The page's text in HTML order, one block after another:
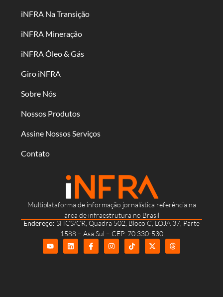
Multiplataforma de informação jornalística referência na
área de infraestrutura no Brasil
Endereço: SHCS/CR, Quadra 502, Bloco C, LOJA 37, Parte
1588 – Asa Sul – CEP: 70.330-530
iNFRA Na Transição
iNFRA Mineração
iNFRA Óleo & Gás
Giro iNFRA
Sobre Nós
Nossos Produtos
Assine Nossos Serviços
Contato